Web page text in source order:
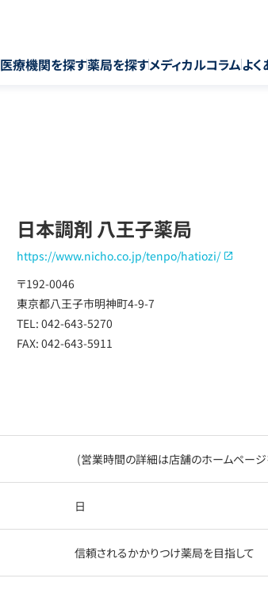
医療機関を探す薬局を探すメディカルコラムよ
日本調剤 八王子薬局
https://www.nicho.co.jp/tenpo/hatiozi/
〒192-0046
東京都八王子市明神町4-9-7
TEL: 042-643-5270
FAX: 042-643-5911
(営業時間の詳細は店舗のホームページ
日
信頼されるかかりつけ薬局を目指して